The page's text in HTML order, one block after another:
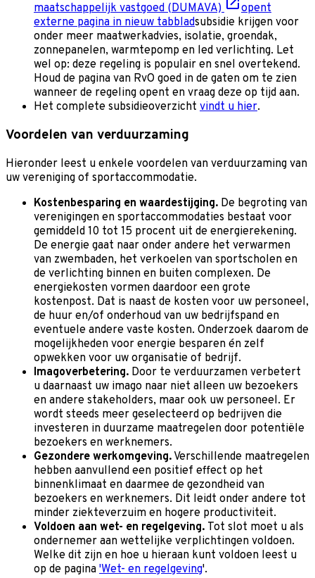
maatschappelijk vastgoed (DUMAVA)
opent
externe pagina in nieuw tabbladsubsidie krijgen voor
onder meer maatwerkadvies, isolatie, groendak,
zonnepanelen, warmtepomp en led verlichting. Let
wel op: deze regeling is populair en snel overtekend.
Houd de pagina van RvO goed in de gaten om te zien
wanneer de regeling opent en vraag deze op tijd aan.
Het complete subsidieoverzicht vindt u hier.
Voordelen van verduurzaming
Hieronder leest u enkele voordelen van verduurzaming van
uw vereniging of sportaccommodatie.
Kostenbesparing en waardestijging. De begroting van
verenigingen en sportaccommodaties bestaat voor
gemiddeld 10 tot 15 procent uit de energierekening.
De energie gaat naar onder andere het verwarmen
van zwembaden, het verkoelen van sportscholen en
de verlichting binnen en buiten complexen. De
energiekosten vormen daardoor een grote
kostenpost. Dat is naast de kosten voor uw personeel,
de huur en/of onderhoud van uw bedrijfspand en
eventuele andere vaste kosten. Onderzoek daarom de
mogelijkheden voor energie besparen én zelf
opwekken voor uw organisatie of bedrijf.
Imagoverbetering. Door te verduurzamen verbetert
u daarnaast uw imago naar niet alleen uw bezoekers
en andere stakeholders, maar ook uw personeel. Er
wordt steeds meer geselecteerd op bedrijven die
investeren in duurzame maatregelen door potentiële
bezoekers en werknemers.
Gezondere werkomgeving. Verschillende maatregelen
hebben aanvullend een positief effect op het
binnenklimaat en daarmee de gezondheid van
bezoekers en werknemers. Dit leidt onder andere tot
minder ziekteverzuim en hogere productiviteit.
Voldoen aan wet- en regelgeving. Tot slot moet u als
ondernemer aan wettelijke verplichtingen voldoen.
Welke dit zijn en hoe u hieraan kunt voldoen leest u
op de pagina 'Wet- en regelgeving'.